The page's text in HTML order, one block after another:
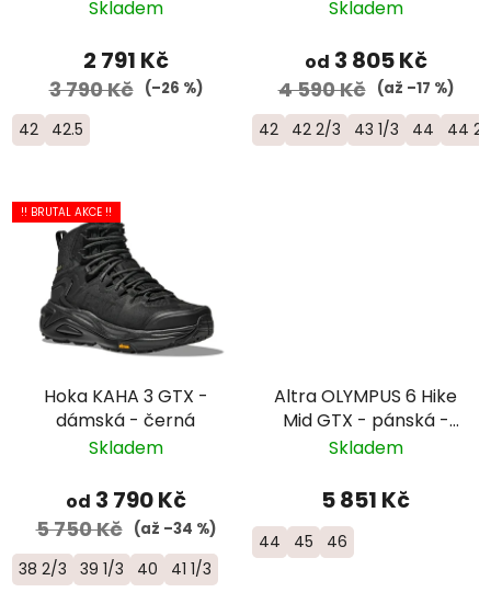
Skladem
2 791 Kč
3 790 Kč (–26 %)
42 42.5
Skladem
od 3 805 Kč
4 590 Kč (až –17 %)
42 42 2/3 43 1/3 44 44
!! BRUTAL AKCE !!
Hoka KAHA 3 GTX -
dámská - černá
Skladem
od 3 790 Kč
5 750 Kč (až –34 %)
38 2/3 39 1/3 40 41 1/3
Altra OLYMPUS 6 Hike
Mid GTX - pánská -
černá
Skladem
5 851 Kč
44 45 46